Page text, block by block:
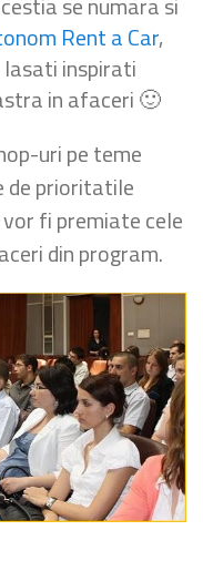
Rent a Car,
inspirati
in afaceri 🙂
uri pe teme
de prioritatile
fi premiate cele
din program.